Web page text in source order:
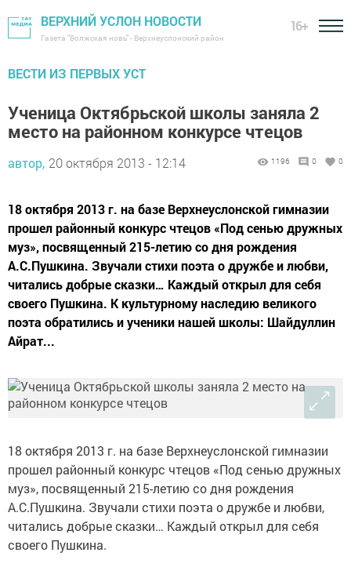
ВЕРХНИЙ УСЛОН НОВОСТИ
Газета "Волжская новь" - Верхнеуслонский район
16+
ВЕСТИ ИЗ ПЕРВЫХ УСТ
Ученица Октябрьской школы заняла 2
место на районном конкурсе чтецов
автор, 20 октября 2013 - 12:14 1196 0 0
18 октября 2013 г. на базе Верхнеуслонской гимназии
прошел районный конкурс чтецов «Под сенью дружных
муз», посвященный 215-летию со дня рождения
А.С.Пушкина. Звучали стихи поэта о дружбе и любви,
читались добрые сказки… Каждый открыл для себя
своего Пушкина. К культурному наследию великого
поэта обратились и ученики нашей школы: Шайдуллин
Айрат...
18 октября 2013 г. на базе Верхнеуслонской гимназии
прошел районный конкурс чтецов «Под сенью дружных
муз», посвященный 215-летию со дня рождения
А.С.Пушкина. Звучали стихи поэта о дружбе и любви,
читались добрые сказки… Каждый открыл для себя
своего Пушкина.